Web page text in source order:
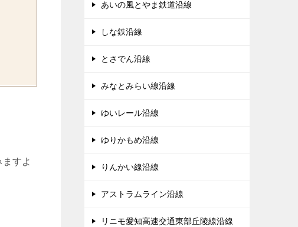
すよ
あいの風とやま鉄道沿線
しな鉄沿線
とさでん沿線
みなとみらい線沿線
ゆいレール沿線
ゆりかもめ沿線
りんかい線沿線
アストラムライン沿線
リニモ愛知高速交通東部丘陵線沿線